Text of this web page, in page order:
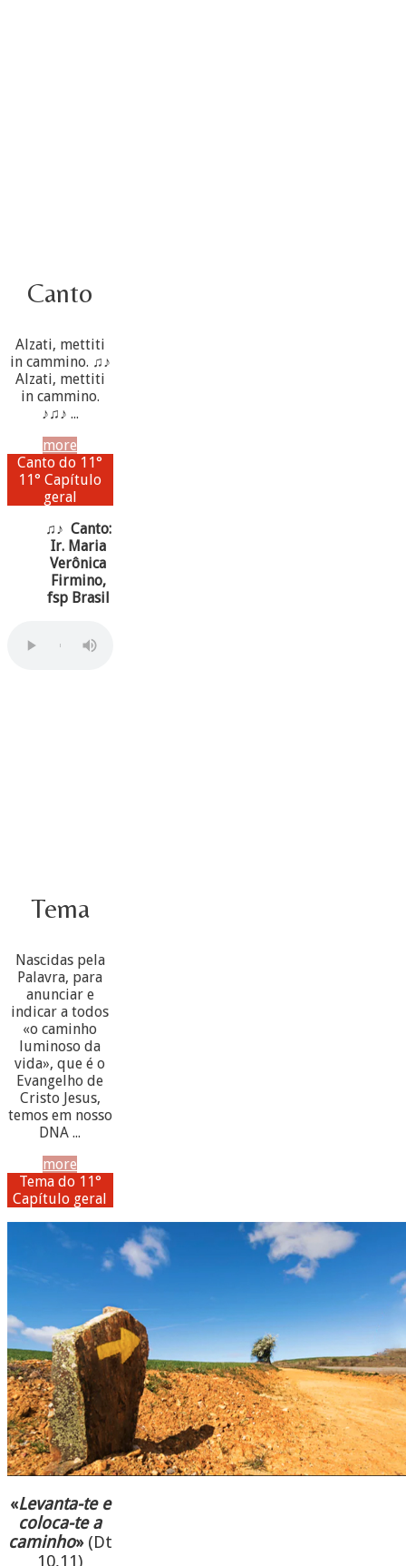
Canto
Alzati, mettiti
in cammino. ♫♪
Alzati, mettiti
in cammino.
♪♫♪ ...
more
Canto do 11°
11° Capítulo
geral
♫♪ Canto:
Ir. Maria
Verônica
Firmino,
fsp Brasil
Tema
Nascidas pela
Palavra, para
anunciar e
indicar a todos
«o caminho
luminoso da
vida», que é o
Evangelho de
Cristo Jesus,
temos em nosso
DNA ...
more
Tema do 11°
Capítulo geral
«Levanta-te e
coloca-te a
caminho»(Dt
10,11)